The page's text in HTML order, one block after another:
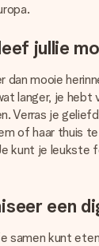
jullie
dan mooie
langer, je hebt
Verras je
of haar thuis
kunt je leukste
een
samen kunt